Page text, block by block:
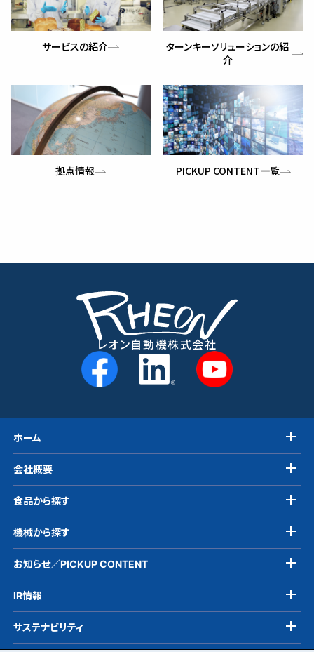
サービスの紹介
ターンキーソリューションの紹
介
拠点情報 PICKUP CONTENT一覧
レオン自動機株式会社
ホーム
会社概要
食品から探す
機械から探す
お知らせ／PICKUP CONTENT
IR情報
サステナビリティ